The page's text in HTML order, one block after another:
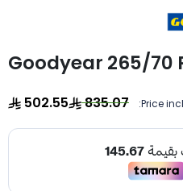
Goodyear 265/70
Price
835.07
502.55